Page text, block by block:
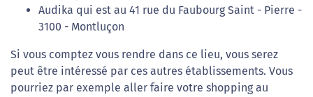
Audika qui est au 41 rue du Faubourg Saint - Pierre -
3100 - Montluçon
Si vous comptez vous rendre dans ce lieu, vous serez
peut être intéressé par ces autres établissements. Vous
pourriez par exemple aller faire votre shopping au